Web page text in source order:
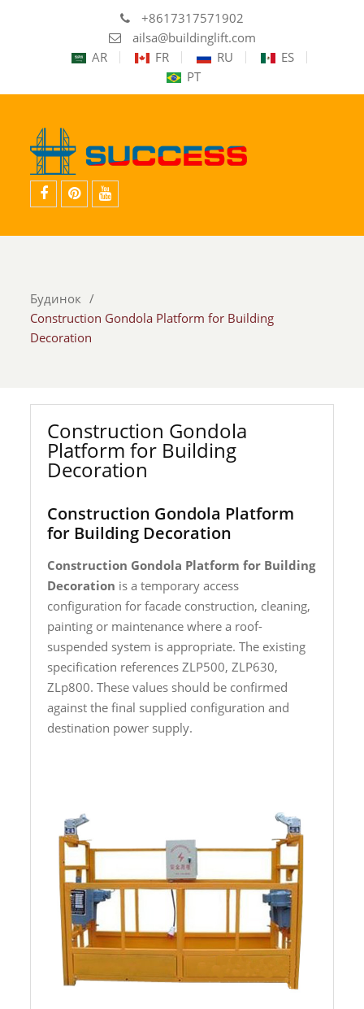
+8617317571902
ailsa@buildinglift.com
AR
FR RU
ES
PT
Будинок
Construction Gondola Platform for Building
Decoration
Construction Gondola
Platform for Building
Decoration
Construction Gondola Platform
for Building Decoration
Construction Gondola Platform for Building
Decoration is a temporary access
configuration for facade construction, cleaning,
painting or maintenance where a roof-
suspended system is appropriate. The existing
specification references ZLP500, ZLP630,
ZLp800. These values should be confirmed
against the final supplied configuration and
destination power supply.